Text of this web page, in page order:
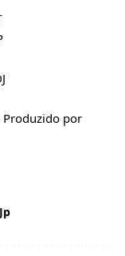
Produzido por